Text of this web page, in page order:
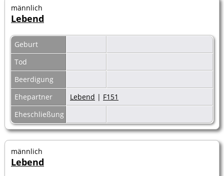
männlich
Lebend
Geburt
Tod
Beerdigung
Ehepartner
Lebend | F151
Eheschließung
männlich
Lebend